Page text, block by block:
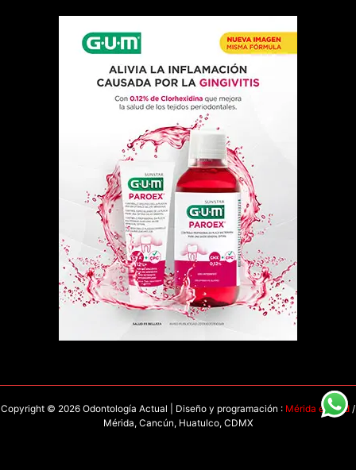
Copyright © 2026 Odontología Actual | Diseño y programación : Mérida en Red /
Mérida, Cancún, Huatulco, CDMX